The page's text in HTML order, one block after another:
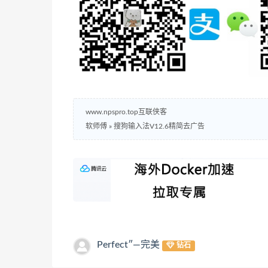
www.npspro.top互联侠客
软师傅 » 搜狗输入法V12.6精简去广告
Perfect″—完美 钻石